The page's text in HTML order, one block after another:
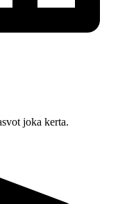
joka kerta.